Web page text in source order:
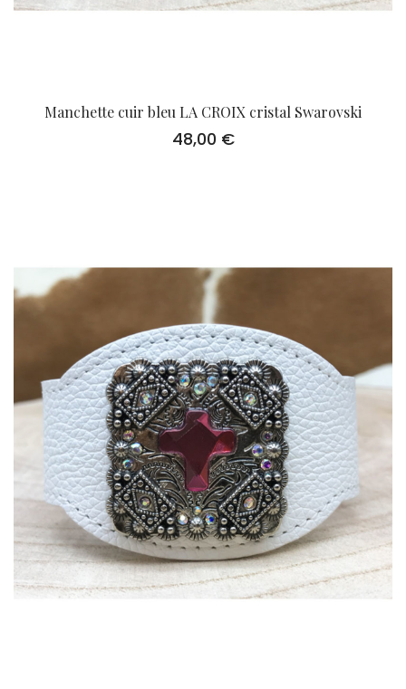
Manchette cuir bleu LA CROIX cristal Swarovski
48,00 €